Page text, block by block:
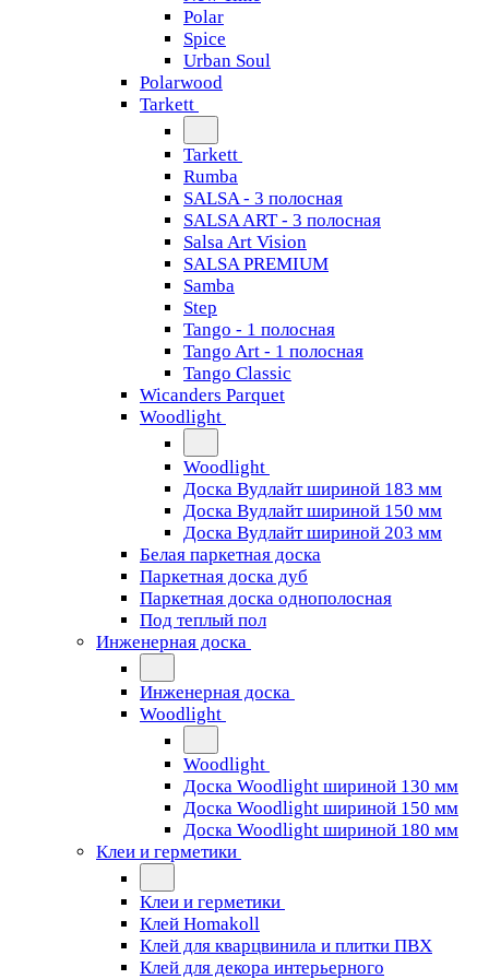
Polar
Spice
Urban Soul
Polarwood
Tarkett
Tarkett
Rumba
SALSA - 3 полосная
SALSA ART - 3 полосная
Salsa Art Vision
SALSA PREMIUM
Samba
Step
Tango - 1 полосная
Tango Art - 1 полосная
Tango Classiс
Wicanders Parquet
Woodlight
Woodlight
Доска Вудлайт шириной 183 мм
Доска Вудлайт шириной 150 мм
Доска Вудлайт шириной 203 мм
Белая паркетная доска
Паркетная доска дуб
Паркетная доска однополосная
Под теплый пол
Инженерная доска
Инженерная доска
Woodlight
Woodlight
Доска Woodlight шириной 130 мм
Доска Woodlight шириной 150 мм
Доска Woodlight шириной 180 мм
Клеи и герметики
Клеи и герметики
Клей Homakoll
Клей для кварцвинила и плитки ПВХ
Клей для декора интерьерного